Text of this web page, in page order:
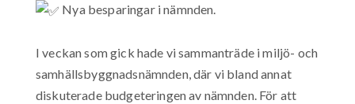
Nya besparingar i nämnden.
I veckan som gick hade vi sammanträde i miljö- och
samhällsbyggnadsnämnden, där vi bland annat
diskuterade budgeteringen av nämnden. För att